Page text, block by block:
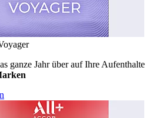
ganze Jahr über auf Ihre Aufenthalte